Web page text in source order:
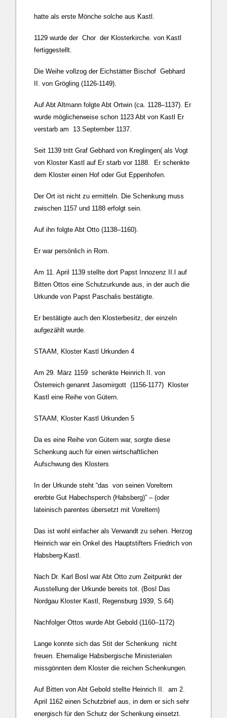
hatte als erste Mönche solche aus Kastl.
1129 wurde der Chor der Klosterkirche. von Kastl
fertiggestellt.
Die Weihe vollzog der Eichstätter Bischof Gebhard
II. von Grögling (1126-1149).
Auf Abt Altmann folgte Abt Ortwin (ca. 1128–1137). Er
wurde möglicherweise schon 1123 Abt von Kastl Er
verstarb am 13.September 1137.
Seit 1139 tritt Graf Gebhard von Kreglingen( als Vogt
von Kloster Kastl auf Er starb vor 1188. Er schenkte
dem Kloster einen Hof oder Gut Eppenhofen.
Der Ort ist nicht zu ermitteln. Die Schenkung muss
zwischen 1157 und 1188 erfolgt sein.
Auf ihn folgte Abt Otto (1138–1160).
Er war persönlich in Rom.
Am 11. April 1139 stellte dort Papst Innozenz II.l auf
Bitten Ottos eine Schutzurkunde aus, in der auch die
Urkunde von Papst Paschalis bestätigte.
Er bestätigte auch den Klosterbesitz, der einzeln
aufgezählt wurde.
STAAM, Kloster Kastl Urkunden 4
Am 29. März 1159 schenkte Heinrich II. von
Österreich genannt Jasomirgott (1156-1177) Kloster
Kastl eine Reihe von Gütern.
STAAM, Kloster Kastl Urkunden 5
Da es eine Reihe von Gütern war, sorgte diese
Schenkung auch für einen wirtschaftlichen
Aufschwung des Klosters
In der Urkunde steht “das von seinen Voreltern
ererbte Gut Habechsperch (Habsberg)” – (oder
lateinisch parentes übersetzt mit Voreltern)
Das ist wohl einfacher als Verwandt zu sehen. Herzog
Heinrich war ein Onkel des Hauptstifters Friedrich von
Habsberg-Kastl.
Nach Dr. Karl Bosl war Abt Otto zum Zeitpunkt der
Ausstellung der Urkunde bereits tot. (Bosl Das
Nordgau Kloster Kastl, Regensburg 1939, S.64)
Nachfolger Ottos wurde Abt Gebold (1160–1172)
Lange konnte sich das Stit der Schenkung nicht
freuen. Ehemalige Habsbergische Ministerialen
missgönnten dem Kloster die reichen Schenkungen.
Auf Bitten von Abt Gebold stellte Heinrich II. am 2.
April 1162 einen Schutzbrief aus, in dem er sich sehr
energisch für den Schutz der Schenkung einsetzt.